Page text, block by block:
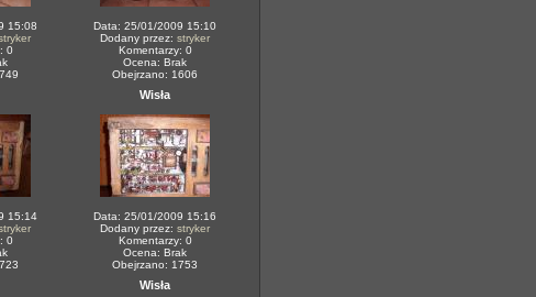
15:08
0
Data: 25/01/2009 15:10
Dodany przez: stryker
Komentarzy: 0
Ocena: Brak
Obejrzano: 1606
15:14
0
Wisła
Data: 25/01/2009 15:16
Dodany przez: stryker
Komentarzy: 0
Ocena: Brak
Obejrzano: 1753
Wisła